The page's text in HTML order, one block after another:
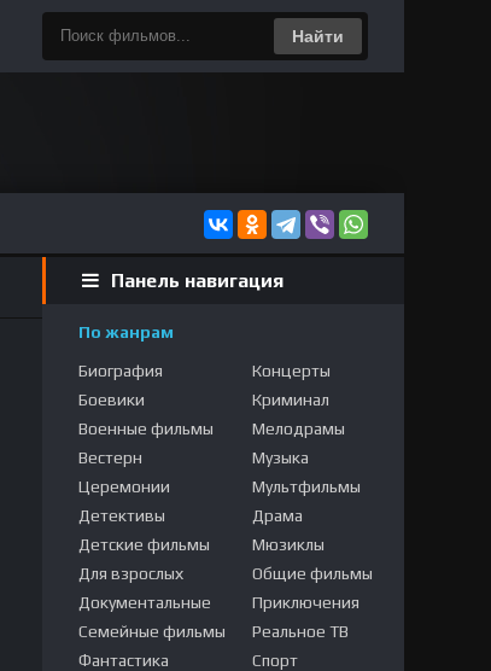
Найти
Панель навигация
По жанрам
Биография
Боевики
Военные фильмы
Вестерн
Церемонии
Детективы
Детские фильмы
Для взрослых
Документальные
Семейные фильмы
Фантастика
Концерты
Криминал
Мелодрамы
Музыка
Мультфильмы
Драма
Мюзиклы
Общие фильмы
Приключения
Реальное ТВ
Спорт